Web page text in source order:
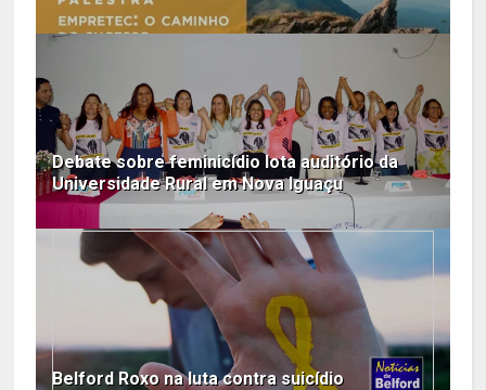
Debate sobre feminicídio lota auditório da
Universidade Rural em Nova Iguaçu
Belford Roxo na luta contra suicídio